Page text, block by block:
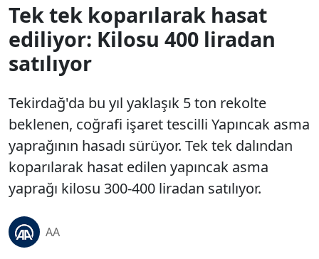
Tek tek koparılarak hasat
ediliyor: Kilosu 400 liradan
satılıyor
Tekirdağ'da bu yıl yaklaşık 5 ton rekolte
beklenen, coğrafi işaret tescilli Yapıncak asma
yaprağının hasadı sürüyor. Tek tek dalından
koparılarak hasat edilen yapıncak asma
yaprağı kilosu 300-400 liradan satılıyor.
AA